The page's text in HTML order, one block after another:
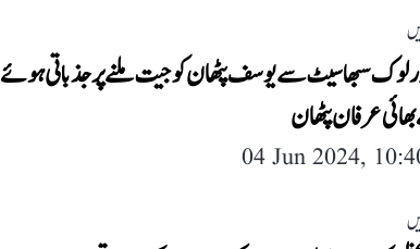
لوک سبھا سیٹ سے یوسف پٹھان کو جیت ملنے پر جذباتی ہوئے
عرفان پٹھان
04 Jun 2024,